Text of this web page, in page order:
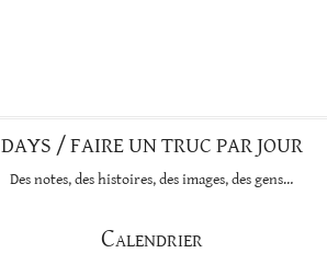
DAYS / FAIRE UN TRUC PAR JOUR
Des notes, des histoires, des images, des gens…
Calendrier